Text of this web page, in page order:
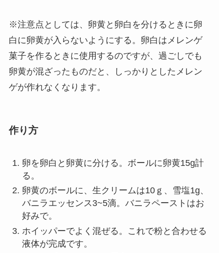
※注意点としては、卵黄と卵白を分けるときに卵
白に卵黄が入らないようにする。卵白はメレンゲ
菓子を作るときに使用するのですが、過ごしでも
卵黄が混ざったものだと、しっかりとしたメレン
ゲが作れなくなります。
作り方
卵を卵白と卵黄に分ける。ボールに卵黄15g計
る。
卵黄のボールに、生クリームは10ｇ、雪塩1g、
バニラエッセンス3~5滴。バニラペーストはお
好みで。
ホイッパーでよく混ぜる。これで粉と合わせる
液体が完成です。